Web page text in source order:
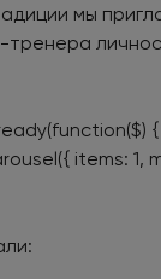
мы
тренера
items: 1,